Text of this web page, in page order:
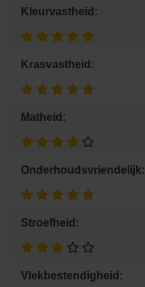
Kleurvastheid:
Krasvastheid:
Matheid:
Onderhoudsvriendelijk:
Stroefheid:
Vlekbestendigheid: